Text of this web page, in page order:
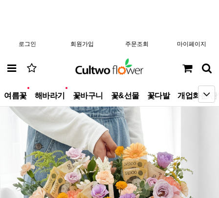
로그인 회원가입 주문조회 마이페이지
여름꽃 해바라기 꽃바구니 꽃&선물 꽃다발 개업화분/